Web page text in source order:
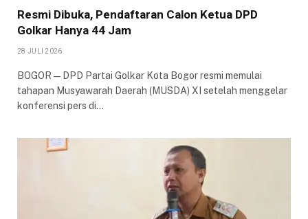
Resmi Dibuka, Pendaftaran Calon Ketua DPD
Golkar Hanya 44 Jam
28 JULI 2026
BOGOR — DPD Partai Golkar Kota Bogor resmi memulai
tahapan Musyawarah Daerah (MUSDA) XI setelah menggelar
konferensi pers di…